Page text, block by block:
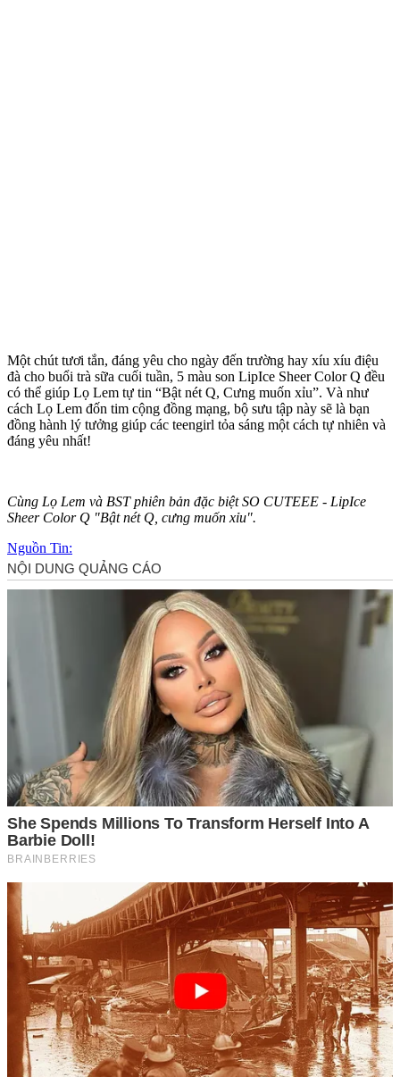
Một chút tươi tắn, đáng yêu cho ngày đến trường hay xíu xíu điệu
đà cho buổi trà sữa cuối tuần, 5 màu son LipIce Sheer Color Q đều
có thể giúp Lọ Lem tự tin “Bật nét Q, Cưng muốn xỉu”. Và như
cách Lọ Lem đốn tim cộng đồng mạng, bộ sưu tập này sẽ là bạn
đồng hành lý tưởng giúp các teengirl tỏa sáng một cách tự nhiên và
đáng yêu nhất!
Cùng Lọ Lem và BST phiên bản đặc biệt SO CUTEEE - LipIce
Sheer Color Q "Bật nét Q, cưng muốn xỉu".
Nguồn Tin: